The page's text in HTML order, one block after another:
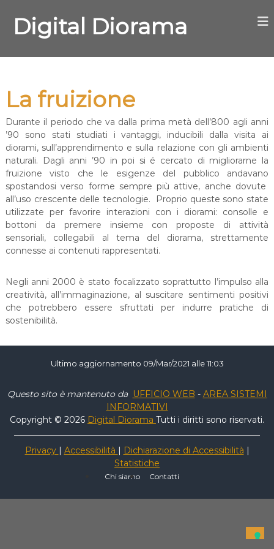
a
Digital Diorama
La fruizione
Durante il periodo che va dalla prima metà dell’800 agli anni
’90 sono stati studiati i vantaggi, inducibili dalla visita ai
diorami, sull’apprendimento e sulla relazione con gli ambienti
naturali. Dagli anni ’90 in poi si é cercato di migliorarne la
fruizione visto che le esigenze del pubblico andavano
spostandosi verso forme sempre più attive, anche dovute
all’uso crescente delle tecnologie. Proprio queste sono state
utilizzate per favorire interazioni con i diorami: consolle e
bottoni da premere insieme con proposte di attività
sensoriali, collegabili al tema del diorama, strettamente
connesse ai contenuti rappresentati.
Negli anni 2000 è stato focalizzato soprattutto l’impulso alla
creatività, all’immaginazione, al suscitare sentimenti positivi
che potrebbero essere sfruttati per indurre pratiche di
sostenibilità.
Ultimo aggiornamento 09/Mar/2021 alle 11:03
Questo sito è mantenuto da UFFICIO WEB - AREA SISTEMI
INFORMATIVI
Copyright © 2026 Digital Diorama Tutti i diritti sono riservati.
Privacy | Accessibilità | Dichiarazione di Accessibilità |
Statistiche
Chi siamo Contatti